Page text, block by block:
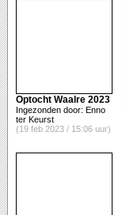
Optocht Waalre 2023
Ingezonden door: Enno
ter Keurst
(19 feb 2023 / 15:06 uur)